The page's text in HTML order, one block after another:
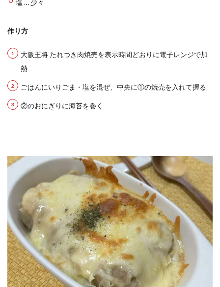
塩 … 少々
作り方
大阪王将 たれつき肉焼売を表示時間どおりに電子レンジで加
熱
ごはんにいりごま・塩を混ぜ、中央に①の焼売を入れて握る
②のおにぎりに海苔を巻く